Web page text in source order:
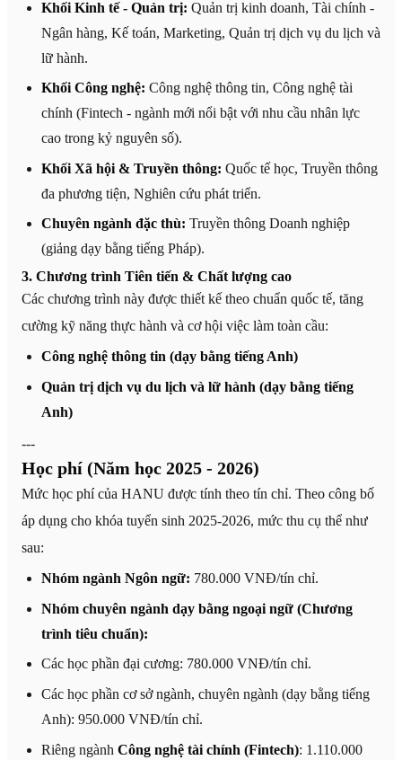
Khối Kinh tế - Quản trị: Quản trị kinh doanh, Tài chính -
Ngân hàng, Kế toán, Marketing, Quản trị dịch vụ du lịch và
lữ hành.
Khối Công nghệ: Công nghệ thông tin, Công nghệ tài
chính (Fintech - ngành mới nổi bật với nhu cầu nhân lực
cao trong kỷ nguyên số).
Khối Xã hội & Truyền thông: Quốc tế học, Truyền thông
đa phương tiện, Nghiên cứu phát triển.
Chuyên ngành đặc thù: Truyền thông Doanh nghiệp
(giảng dạy bằng tiếng Pháp).
3. Chương trình Tiên tiến & Chất lượng cao
Các chương trình này được thiết kế theo chuẩn quốc tế, tăng
cường kỹ năng thực hành và cơ hội việc làm toàn cầu:
Công nghệ thông tin (dạy bằng tiếng Anh)
Quản trị dịch vụ du lịch và lữ hành (dạy bằng tiếng
Anh)
---
Học phí (Năm học 2025 - 2026)
Mức học phí của HANU được tính theo tín chỉ. Theo công bố
áp dụng cho khóa tuyển sinh 2025-2026, mức thu cụ thể như
sau:
Nhóm ngành Ngôn ngữ: 780.000 VNĐ/tín chỉ.
Nhóm chuyên ngành dạy bằng ngoại ngữ (Chương
trình tiêu chuẩn):
Các học phần đại cương: 780.000 VNĐ/tín chỉ.
Các học phần cơ sở ngành, chuyên ngành (dạy bằng tiếng
Anh): 950.000 VNĐ/tín chỉ.
Riêng ngành Công nghệ tài chính (Fintech): 1.110.000